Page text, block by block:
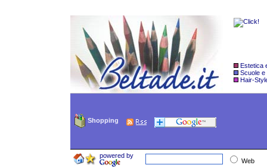
Estetica
Scuole e
Hair-
Shopping
powered by
Web